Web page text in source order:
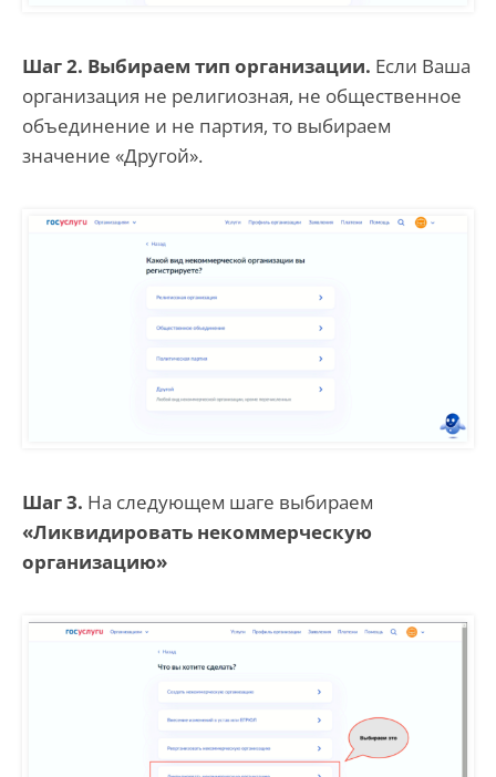
Шаг 2. Выбираем тип организации. Если Ваша
организация не религиозная, не общественное
объединение и не партия, то выбираем
значение «Другой».
Шаг 3. На следующем шаге выбираем
«Ликвидировать некоммерческую
организацию»